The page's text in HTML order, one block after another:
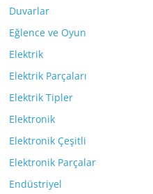
Duvarlar
Eğlence ve Oyun
Elektrik
Elektrik Parçaları
Elektrik Tipler
Elektronik
Elektronik Çeşitli
Elektronik Parçalar
Endüstriyel